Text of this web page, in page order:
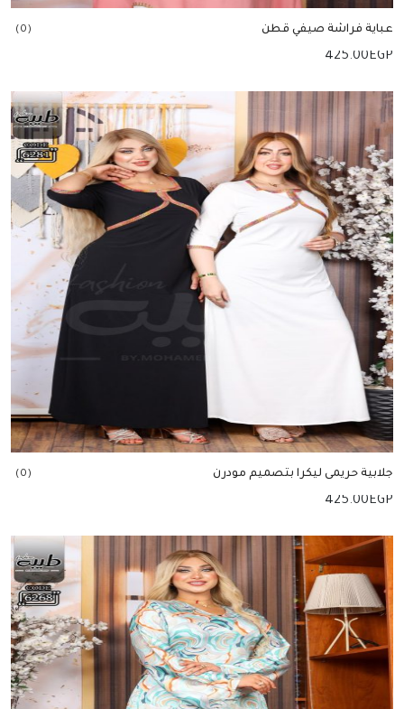
عباية فراشة صيفي قطن (0)
425.00EGP
جلابية حريمى ليكرا بتصميم مودرن (0)
425.00EGP